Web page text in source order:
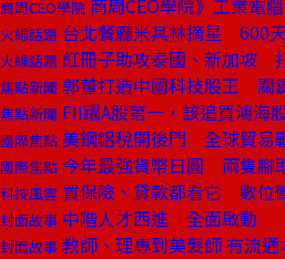
商周CEO學院 商周CEO學院》工業電
火線話題 台北餐廳米其林摘星 600
火線話題 紅冊子助攻泰國、新加坡
焦點新聞 郭董打造中國科技股王 關
焦點新聞 FII躍A股第一，該追買鴻海
國際焦點 美鋼鋁稅開後門 全球貿易
國際焦點 今年最強貨幣日圓 兩隻腳
科技風雲 買保險、貸款都看它 數位
封面故事 中階人才西進 全面啟動
封面故事 教師、理專到美髮師 有流